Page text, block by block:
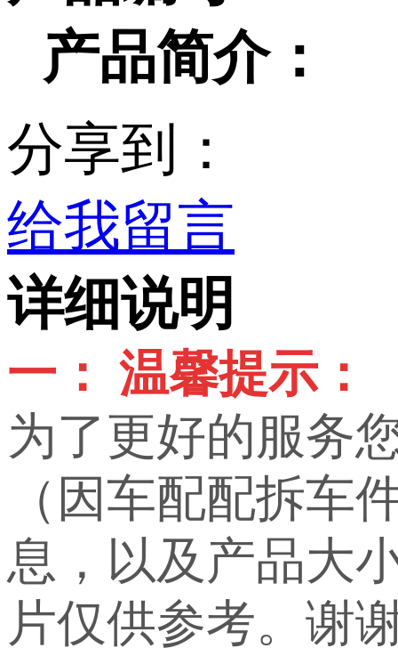
产品简介：
分享到：
给我留言
详细说明
一： 温馨提示：
为了更好的服务
（因车配配拆车
息，以及产品大
片仅供参考。谢